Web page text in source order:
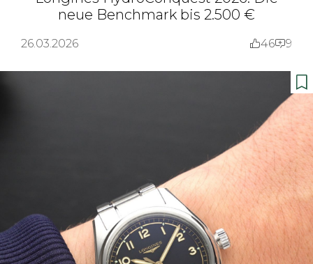
neue Benchmark bis 2.500 €
26.03.2026 46 9